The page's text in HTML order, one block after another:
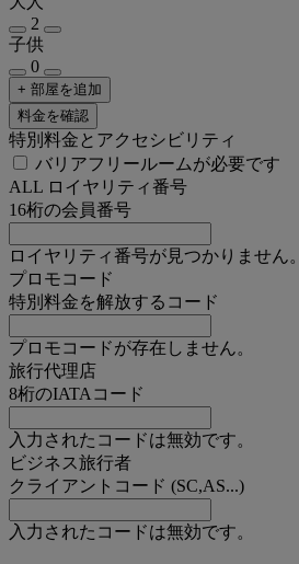
2
子供
0
+ 部屋を追加
料金を確認
特別料金とアクセシビリティ
バリアフリールームが必要です
ALL ロイヤリティ番号
16桁の会員番号
ロイヤリティ番号が見つかりません。
プロモコード
特別料金を解放するコード
プロモコードが存在しません。
旅行代理店
8桁のIATAコード
入力されたコードは無効です。
ビジネス旅行者
クライアントコード (SC,AS...)
入力されたコードは無効です。